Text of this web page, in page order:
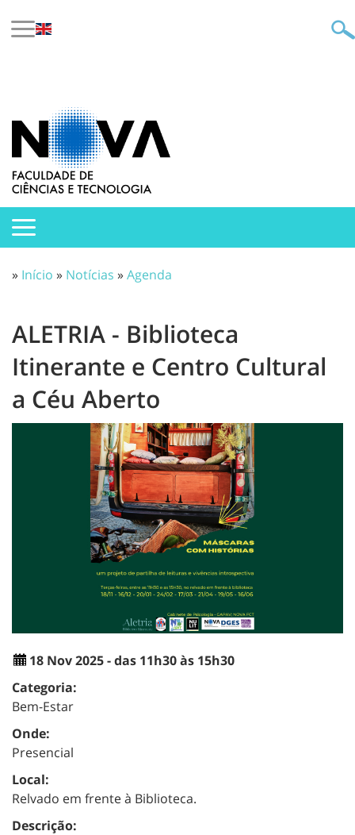
» Início » Notícias »Agenda
ALETRIA - Biblioteca
Itinerante e Centro Cultural
a Céu Aberto
18 Nov 2025 - das 11h30 às 15h30
Categoria:
Bem-Estar
Onde:
Presencial
Local:
Relvado em frente à Biblioteca.
Descrição: